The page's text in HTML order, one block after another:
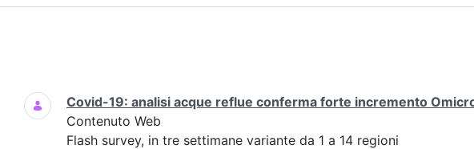
Ricerca
Covid-19: analisi acque reflue conferma forte incremento
Contenuto Web
Flash survey, in tre settimane variante da 1 a 14 regioni